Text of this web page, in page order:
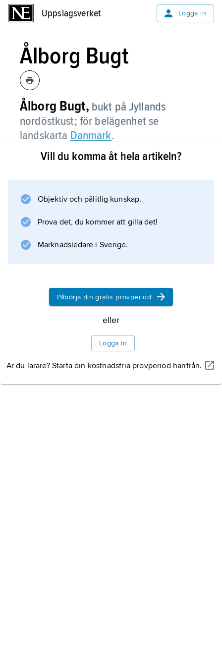
Uppslagsverket Logga in
Ålborg Bugt
Ålborg Bugt, bukt på Jyllands
nordöstkust; för belägenhet se
landskarta Danmark.
Information om artikeln
Vill du komma åt hela artikeln?
Objektiv och pålitlig kunskap.
Prova det, du kommer att gilla det!
Marknadsledare i Sverige.
Påbörja din gratis provperiod
eller
Logga in
Är du lärare? Starta din kostnadsfria provperiod härifrån.